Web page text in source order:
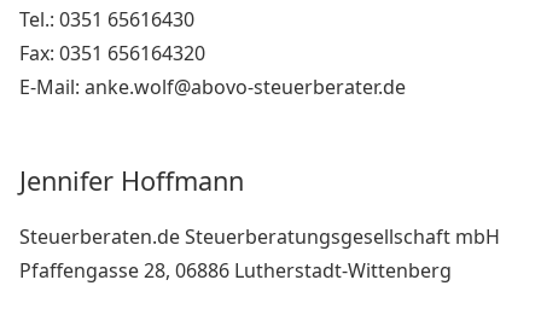
Tel.: 0351 65616430
Fax: 0351 656164320
E-Mail: anke.wolf@abovo-steuerberater.de
Jennifer Hoffmann
Steuerberaten.de Steuerberatungsgesellschaft mbH
Pfaffengasse 28, 06886 Lutherstadt-Wittenberg